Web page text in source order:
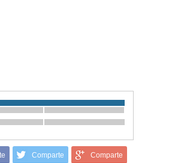
Comparte Comparte